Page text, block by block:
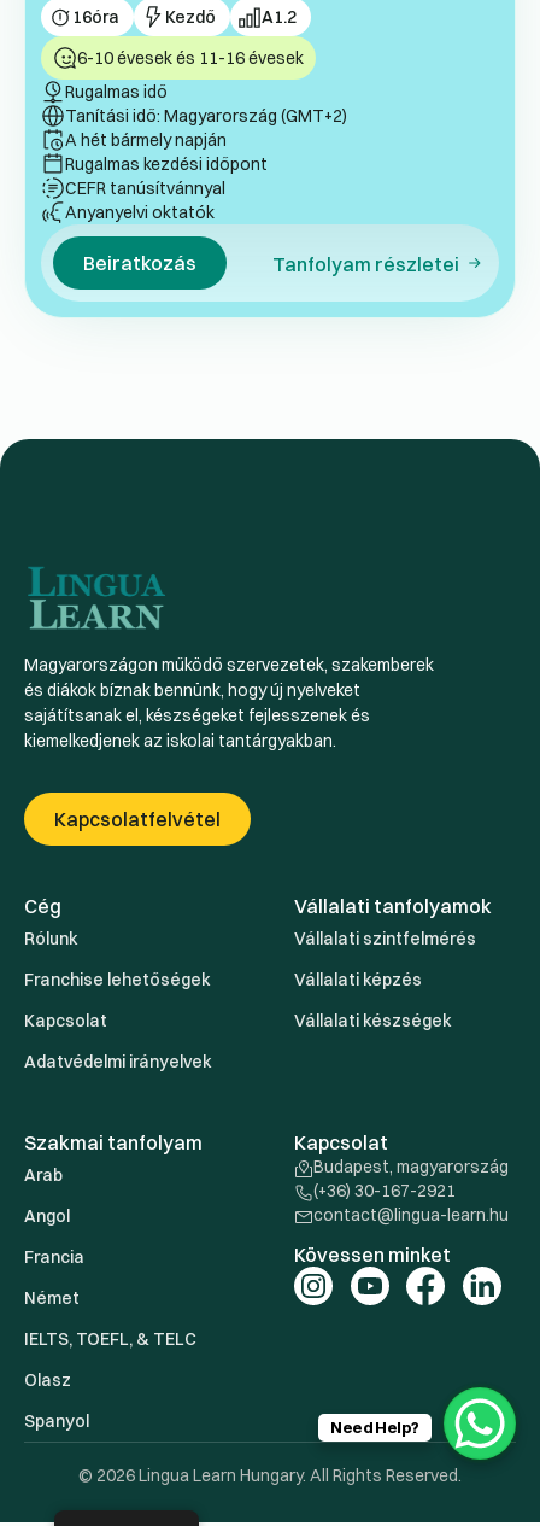
16óra Kezdő A1.2
6-10 évesek és 11-16 évesek
Rugalmas idő
Tanítási idő: Magyarország (GMT+2)
A hét bármely napján
Rugalmas kezdési időpont
CEFR tanúsítvánnyal
Anyanyelvi oktatók
Beiratkozás Tanfolyam részletei
Magyarországon működő szervezetek, szakemberek
és diákok bíznak bennünk, hogy új nyelveket
sajátítsanak el, készségeket fejlesszenek és
kiemelkedjenek az iskolai tantárgyakban.
Kapcsolatfelvétel
Cég
Rólunk
Franchise lehetőségek
Kapcsolat
Adatvédelmi irányelvek
Vállalati tanfolyamok
Vállalati szintfelmérés
Vállalati képzés
Vállalati készségek
Szakmai tanfolyam
Arab
Angol
Francia
Német
IELTS, TOEFL, & TELC
Olasz
Spanyol
Kapcsolat
Budapest, magyarország
(+36) 30-167-2921
contact@lingua-learn.hu
Kövessen minket
© 2026 Lingua Learn Hungary. All Rights Reserved.
Need Help?